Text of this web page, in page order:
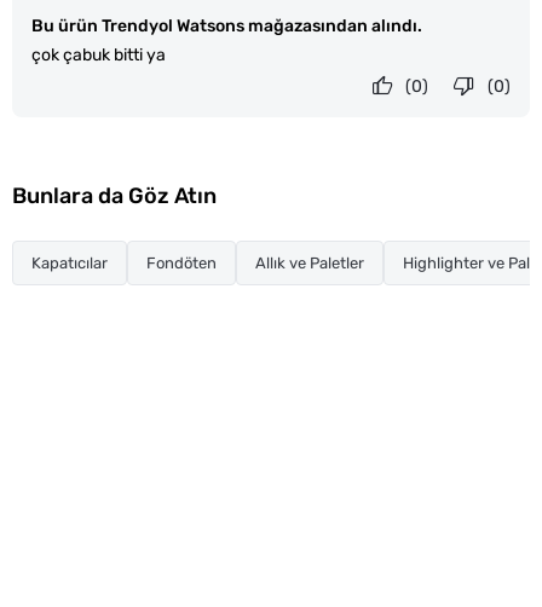
Bu ürün Trendyol Watsons mağazasından alındı.
çok çabuk bitti ya
(0)
(0)
Bunlara da Göz Atın
Kapatıcılar Fondöten Allık ve Paletler Highlighter ve